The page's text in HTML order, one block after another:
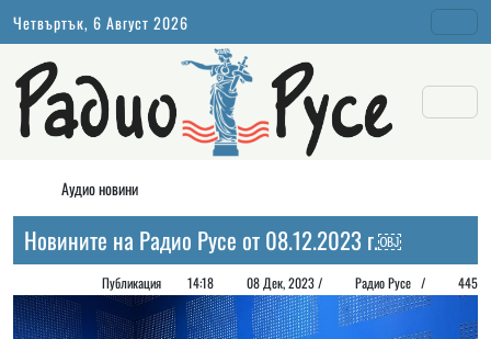
Четвъртък, 6 Август 2026
Аудио новини
Новините на Радио Русе от 08.12.2023 г.￼
Публикация 14:18 08 Дек, 2023 / Радио Русе / 445